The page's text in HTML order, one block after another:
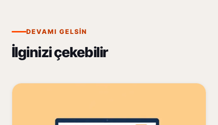
DEVAMI GELSIN
İlginizi çekebilir